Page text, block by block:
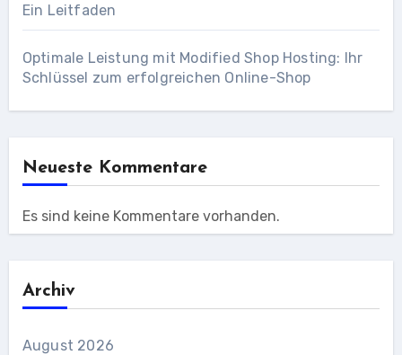
Ein Leitfaden
Optimale Leistung mit Modified Shop Hosting: Ihr
Schlüssel zum erfolgreichen Online-Shop
Neueste Kommentare
Es sind keine Kommentare vorhanden.
Archiv
August 2026